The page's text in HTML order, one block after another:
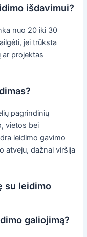
išdavimui?
nuo 20 iki 30
jei trūksta
ar projektas
pagrindinių
vietos bei
leidimo gavimo
atveju, dažnai viršija
su leidimo
galiojimą?